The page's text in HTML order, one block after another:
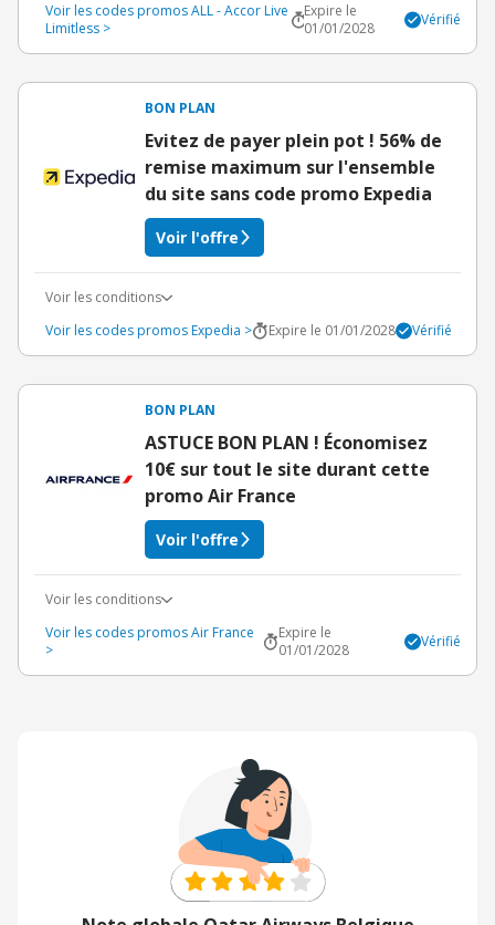
Voir les codes promos ALL - Accor Live
Limitless >
Expire le
01/01/2028
Vérifié
BON PLAN
Evitez de payer plein pot ! 56% de
remise maximum sur l'ensemble
du site sans code promo Expedia
Voir l'offre
Voir les conditions
Voir les codes promos Expedia >
Expire le 01/01/2028 Vérifié
BON PLAN
ASTUCE BON PLAN ! Économisez
10€ sur tout le site durant cette
promo Air France
Voir l'offre
Voir les conditions
Voir les codes promos Air France
>
Expire le
01/01/2028
Vérifié